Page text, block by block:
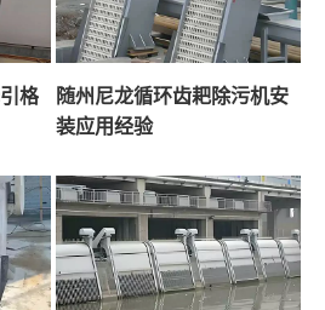
格
随州尼龙循环齿耙除污机安
装应用经验